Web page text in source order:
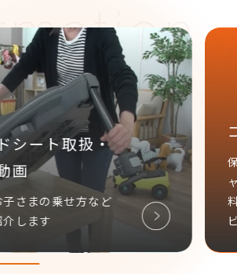
コンビ あんしん延長保
保証期間を「ベビーカー3年」
ャイルドシート4年」に延長し
料でサポートさせていただくサ